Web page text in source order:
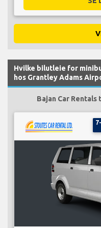
Hvilke bilutleie for
hos Grantley Adams
Bajan Car